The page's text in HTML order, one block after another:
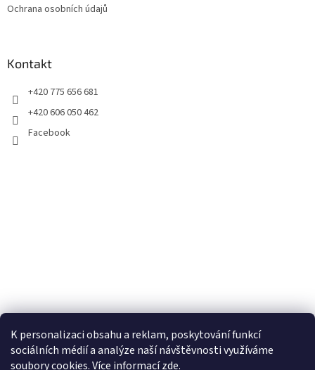
K personalizaci obsahu a reklam, poskytování funkcí
sociálních médií a analýze naší návštěvnosti využíváme
soubory cookies. Více informacízde.
Ochrana osobních údajů
Kontakt
+420 775 656 681
+420 606 050 462
Facebook